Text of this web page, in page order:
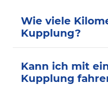
Wie viele
Kupplung?
Kann ich mit
Kupplung